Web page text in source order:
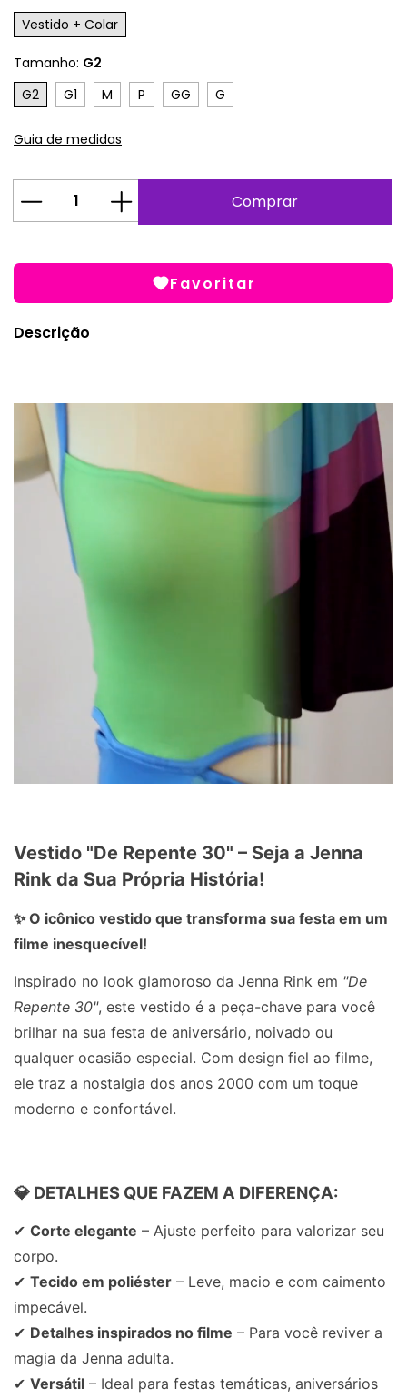
Vestido + Colar
Tamanho: G2
G2
G1 M P GG G
Guia de medidas
Favoritar
Descrição
Vestido "De Repente 30" – Seja a Jenna
Rink da Sua Própria História!
✨ O icônico vestido que transforma sua festa em um
filme inesquecível!
Inspirado no look glamoroso da Jenna Rink em "De
Repente 30", este vestido é a peça-chave para você
brilhar na sua festa de aniversário, noivado ou
qualquer ocasião especial. Com design fiel ao filme,
ele traz a nostalgia dos anos 2000 com um toque
moderno e confortável.
💎 DETALHES QUE FAZEM A DIFERENÇA:
✔ Corte elegante – Ajuste perfeito para valorizar seu
corpo.
✔ Tecido em poliéster – Leve, macio e com caimento
impecável.
✔ Detalhes inspirados no filme – Para você reviver a
magia da Jenna adulta.
✔ Versátil – Ideal para festas temáticas, aniversários